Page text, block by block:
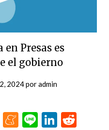
en Presas es
el gobierno
2024poradmin
WhatsApp
Meneame
Line